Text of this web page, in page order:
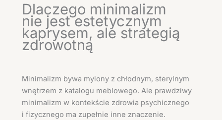
Dlaczego minimalizm
nie jest estetycznym
kaprysem, ale strategią
zdrowotną
Minimalizm bywa mylony z chłodnym, sterylnym
wnętrzem z katalogu meblowego. Ale prawdziwy
minimalizm w kontekście zdrowia psychicznego
i fizycznego ma zupełnie inne znaczenie.